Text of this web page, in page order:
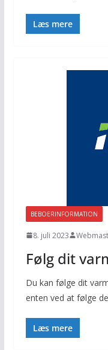
Læs mere
BEBOERINFORMATION
8. juli 2023
Følg dit
Du kan følge dit
enten ved at følge
Læs mere